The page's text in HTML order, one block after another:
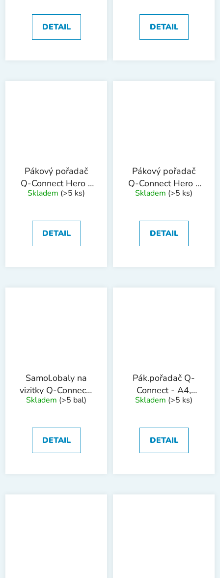
DETAIL DETAIL
Pákový pořadač
Q-Connect Hero -
A4, 7,5 cm, žlutý
Skladem (>5 ks)
DETAIL
Pákový pořadač
Q-Connect Hero -
A4, 7,5 cm, zelený
Skladem (>5 ks)
DETAIL
Samol.obaly na
vizitky Q-Connect-
čiré,6x9,5cm,10ks
Skladem (>5 bal)
DETAIL
Pák.pořadač Q-
Connect - A4,
celoplast, 5 cm,
Skladem (>5 ks)
DETAIL